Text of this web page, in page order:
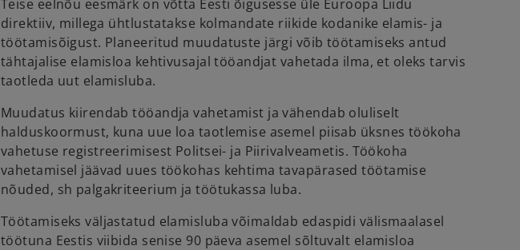
Teise eelnõu eesmärk on võtta Eesti õigusesse üle Euroopa Liidu
direktiiv, millega ühtlustatakse kolmandate riikide kodanike elamis- ja
töötamisõigust. Planeeritud muudatuste järgi võib töötamiseks antud
tähtajalise elamisloa kehtivusajal tööandjat vahetada ilma, et oleks tarvis
taotleda uut elamisluba.
Muudatus kiirendab tööandja vahetamist ja vähendab oluliselt
halduskoormust, kuna uue loa taotlemise asemel piisab üksnes töökoha
vahetuse registreerimisest Politsei- ja Piirivalveametis. Töökoha
vahetamisel jäävad uues töökohas kehtima tavapärased töötamise
nõuded, sh palgakriteerium ja töötukassa luba.
Töötamiseks väljastatud elamisluba võimaldab edaspidi välismaalasel
töötuna Eestis viibida senise 90 päeva asemel sõltuvalt elamisloa